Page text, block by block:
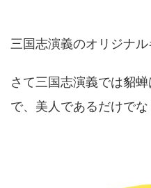
三国志演義のオリジナル
さて三国志演義では貂
で、美人であるだけでな